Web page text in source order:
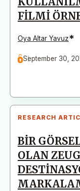
FİLMİ
Oya Altar Yavuz*
September 30,
RESEARCH
BİR
OLAN